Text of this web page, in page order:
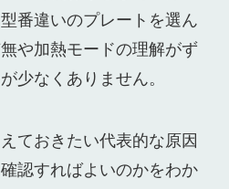
番違いのプレートを選ん
や加熱モードの理解がず
少なくありません。
ておきたい代表的な原因
認すればよいのかをわか